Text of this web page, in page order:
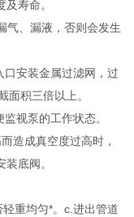
寿命。
气、漏液，否则会发生
安装金属过滤网，过
面积三倍以上。
视泵的工作状态。
造成真空度过高时，
底阀。
重均匀*。c.进出管道